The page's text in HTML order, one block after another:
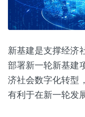
新基建是支撑经济
部署新一轮新基建
济社会数字化转型
有利于在新一轮发